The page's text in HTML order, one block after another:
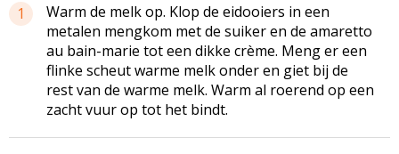
1
Warm de melk op. Klop de eidooiers in een
metalen mengkom met de suiker en de amaretto
au bain-marie tot een dikke crème. Meng er een
flinke scheut warme melk onder en giet bij de
rest van de warme melk. Warm al roerend op een
zacht vuur op tot het bindt.